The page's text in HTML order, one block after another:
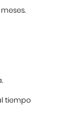
tiempo